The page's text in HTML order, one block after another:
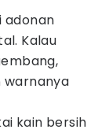
adonan
Kalau
warnanya
kain bersih